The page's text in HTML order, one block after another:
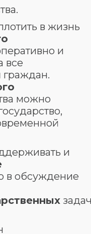
в жизнь
и
все
граждан.
можно
и
в обсуждение